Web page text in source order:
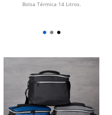
Bolsa Térmica 14 Litros.